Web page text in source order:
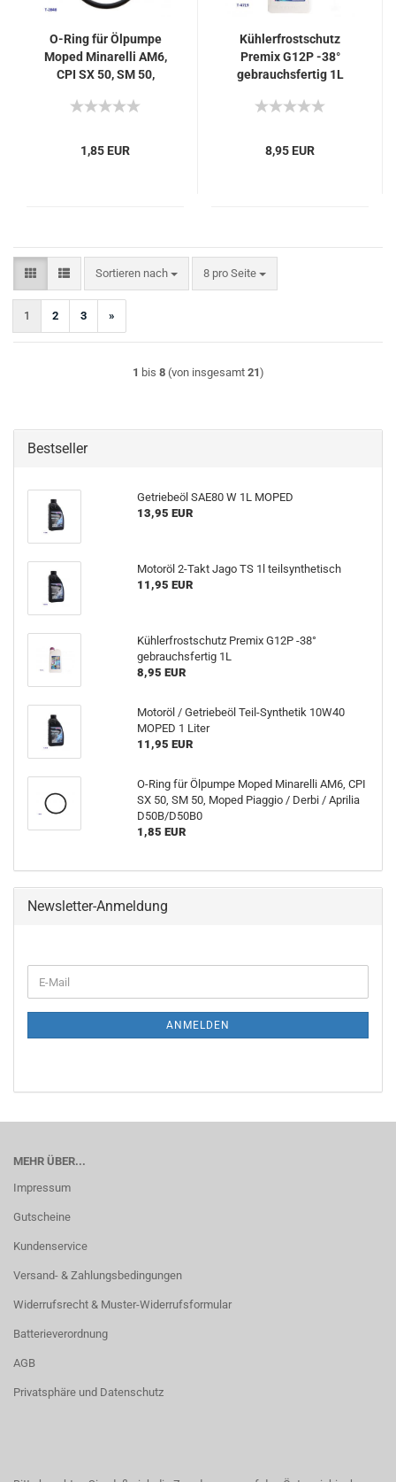
O-Ring für Ölpumpe
Moped Minarelli AM6,
CPI SX 50, SM 50,
/ Aprilia D50B/D50B0
1,85 EUR
Kühlerfrostschutz
Premix G12P -38°
gebrauchsfertig 1L
8,95 EUR
Sortieren nach
Sortieren nach 8 pro Seite
pro Seite
1 2 3 »
1 bis 8(von insgesamt 21)
Bestseller
Getriebeöl SAE80 W 1L MOPED
13,95 EUR
Motoröl 2-Takt Jago TS 1l teilsynthetisch
11,95 EUR
Kühlerfrostschutz Premix G12P -38°
gebrauchsfertig 1L
8,95 EUR
Motoröl / Getriebeöl Teil-Synthetik 10W40
MOPED 1 Liter
11,95 EUR
O-Ring für Ölpumpe Moped Minarelli AM6, CPI
SX 50, SM 50, Moped Piaggio / Derbi / Aprilia
D50B/D50B0
1,85 EUR
Newsletter-Anmeldung
E-
Mail
ANMELDEN
MEHR ÜBER...
Impressum
Gutscheine
Kundenservice
Versand- & Zahlungsbedingungen
Widerrufsrecht & Muster-Widerrufsformular
Batterieverordnung
AGB
Privatsphäre und Datenschutz